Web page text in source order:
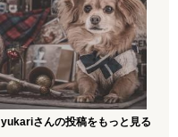
yukariさんの投稿をもっと見る